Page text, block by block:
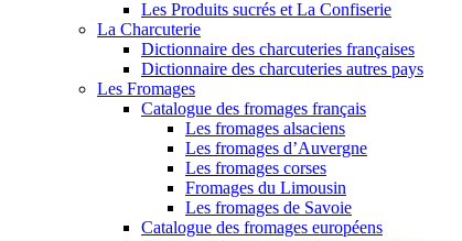
Les Produits sucrés et La Confiserie
La Charcuterie
Dictionnaire des charcuteries françaises
Dictionnaire des charcuteries autres pays
Les Fromages
Catalogue des fromages français
Les fromages alsaciens
Les fromages d’Auvergne
Les fromages corses
Fromages du Limousin
Les fromages de Savoie
Catalogue des fromages européens